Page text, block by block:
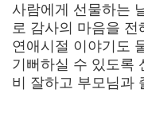
사람에게 선물하는
로 감사의 마음을 전
연애시절 이야기도
기뻐하실 수 있도록
비 잘하고 부모님과